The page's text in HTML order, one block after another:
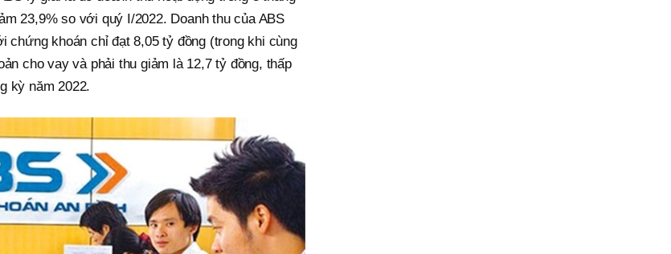
23,9% so với quý I/2022. Doanh thu của ABS
chứng khoán chỉ đạt 8,05 tỷ đồng (trong khi cùng
cho vay và phải thu giảm là 12,7 tỷ đồng, thấp
kỳ năm 2022.